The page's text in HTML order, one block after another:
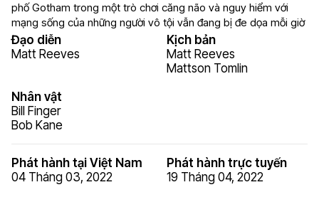
phố Gotham trong một trò chơi căng não và nguy hiểm với
mạng sống của những người vô tội vẫn đang bị đe dọa mỗi giờ
Đạo diễn
Matt Reeves
Kịch bản
Matt Reeves
Mattson Tomlin
Nhân vật
Bill Finger
Bob Kane
Phát hành tại Việt Nam
04 Tháng 03, 2022
Phát hành trực tuyến
19 Tháng 04, 2022